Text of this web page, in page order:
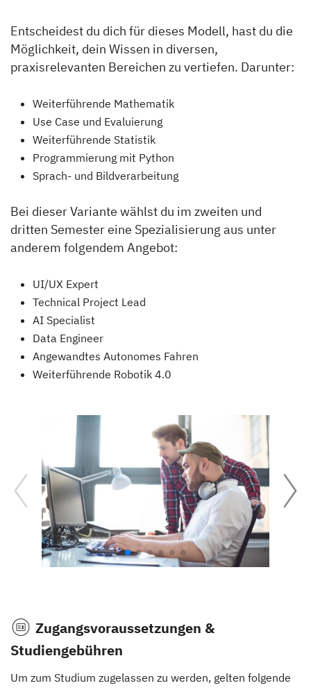
Entscheidest du dich für dieses Modell, hast du die
Möglichkeit, dein Wissen in diversen,
praxisrelevanten Bereichen zu vertiefen. Darunter:
Weiterführende Mathematik
Use Case und Evaluierung
Weiterführende Statistik
Programmierung mit Python
Sprach- und Bildverarbeitung
Bei dieser Variante wählst du im zweiten und
dritten Semester eine Spezialisierung aus unter
anderem folgendem Angebot:
UI/UX Expert
Technical Project Lead
AI Specialist
Data Engineer
Angewandtes Autonomes Fahren
Weiterführende Robotik 4.0
Zugangsvoraussetzungen &
Studiengebühren
Um zum Studium zugelassen zu werden, gelten folgende